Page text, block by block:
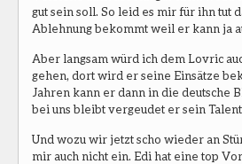
gut sein soll. So leid es mir für ihn tut
Ablehnung bekommt weil er kann ja
Aber langsam würd ich dem Lovric
gehen, dort wird er seine Einsätze
Jahren kann er dann in die deutsche
bei uns bleibt vergeudet er sein
Und wozu wir jetzt scho wieder an
mir auch nicht ein. Edi hat eine top